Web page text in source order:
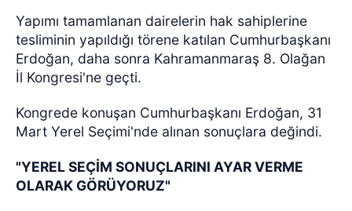
Yapımı tamamlanan dairelerin hak sahiplerine
tesliminin yapıldığı törene katılan Cumhurbaşkanı
Erdoğan, daha sonra Kahramanmaraş 8. Olağan
İl Kongresi'ne geçti.
Kongrede konuşan Cumhurbaşkanı Erdoğan, 31
Mart Yerel Seçimi'nde alınan sonuçlara değindi.
"YEREL SEÇİM SONUÇLARINI AYAR VERME
OLARAK GÖRÜYORUZ"